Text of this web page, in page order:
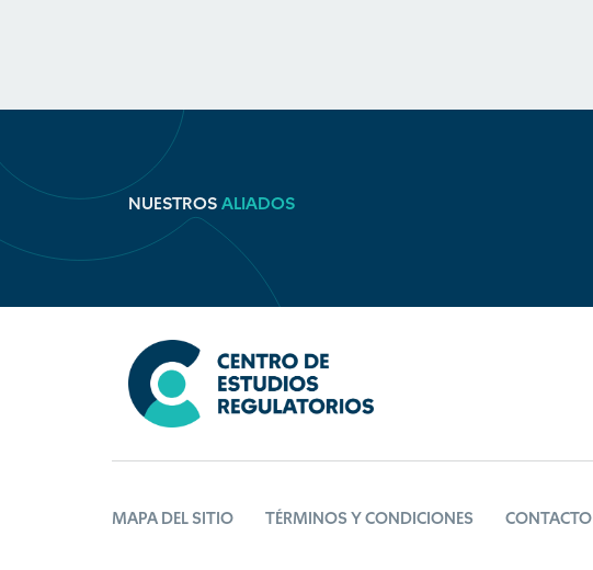
NUESTROS ALIADOS
MAPA DEL SITIO TÉRMINOS Y CONDICIONES CONTACTO